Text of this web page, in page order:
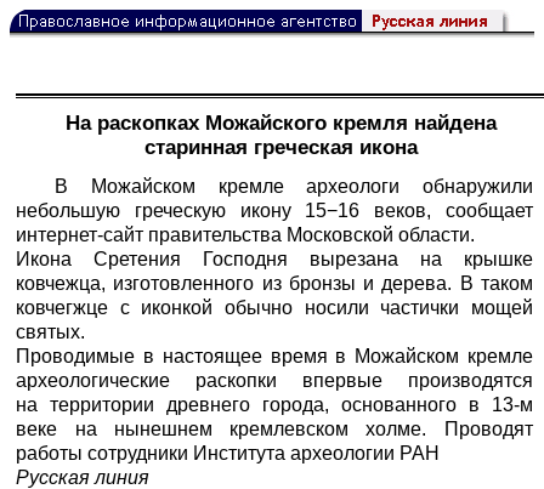
На раскопках Можайского кремля найдена
старинная греческая икона
В Можайском кремле археологи обнаружили
небольшую греческую икону 15−16 веков, сообщает
интернет-сайт правительства Московской области.
Икона Сретения Господня вырезана на крышке
ковчежца, изготовленного из бронзы и дерева. В таком
ковчегжце с иконкой обычно носили частички мощей
святых.
Проводимые в настоящее время в Можайском кремле
археологические раскопки впервые производятся
на территории древнего города, основанного в 13-м
веке на нынешнем кремлевском холме. Проводят
работы сотрудники Института археологии РАН
Русская линия